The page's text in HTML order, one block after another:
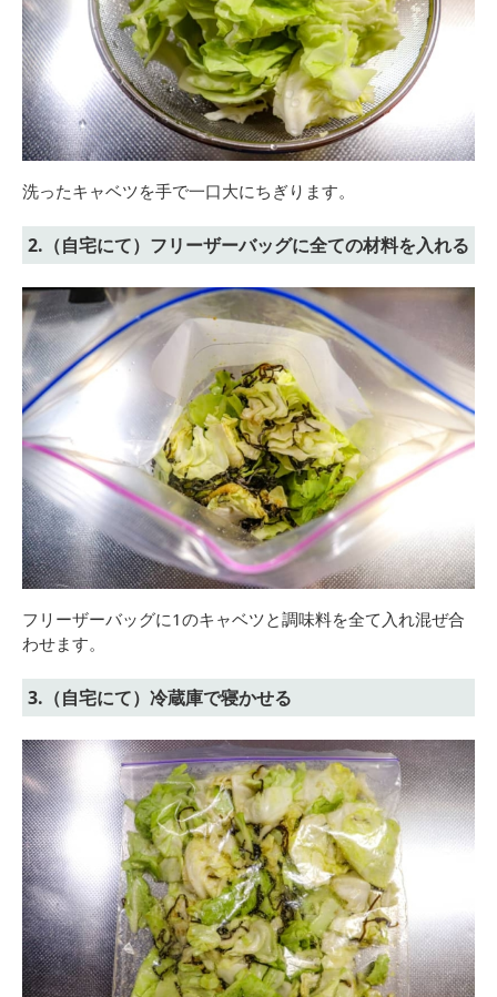
洗ったキャベツを手で一口大にちぎります。
2.（自宅にて）フリーザーバッグに全ての材料を入れる
フリーザーバッグに1のキャベツと調味料を全て入れ混ぜ合
わせます。
3.（自宅にて）冷蔵庫で寝かせる